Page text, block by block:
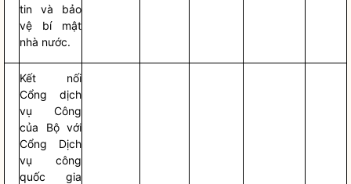
tin và bảo
vệ bí mật
nhà nước.
Kết nối
Cổng dịch
vụ Công
của Bộ với
Cổng Dịch
vụ công
quốc gia